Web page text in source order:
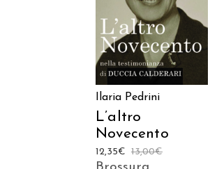
CARRELLO
Ilaria Pedrini
L’altro
Novecento
13,00€
12,35€